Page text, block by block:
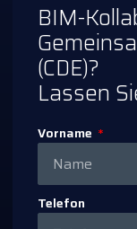
BIM-
(CDE)?
Lassen
Vorname
Telefon